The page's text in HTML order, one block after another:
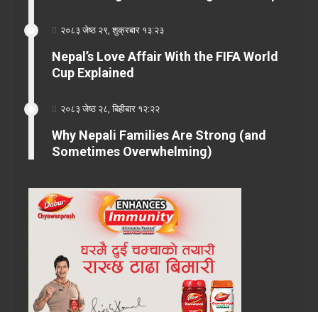
२०८३ जेष्ठ २९, शुक्रबार १३:२३
Nepal’s Love Affair With the FIFA World
Cup Explained
२०८३ जेष्ठ २८, बिहीबार १२:२२
Why Nepali Families Are Strong (and
Sometimes Overwhelming)